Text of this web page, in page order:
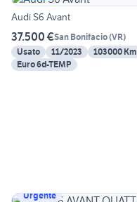
Audi S6 Avant
37.500 €San Bonifacio(VR)
Usato
11/2023 103000 Km
Euro 6d-TEMP
Urgente